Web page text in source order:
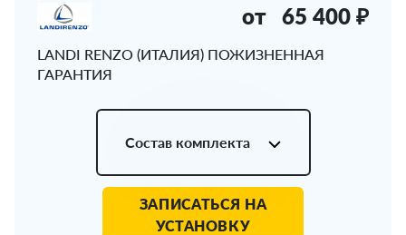
LANDI RENZO (ИТАЛИЯ) ПОЖИЗНЕННАЯ
ГАРАНТИЯ
от 65 400 ₽
Состав комплекта
ЗАПИСАТЬСЯ НА
УСТАНОВКУ